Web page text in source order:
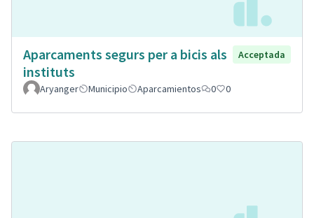
Aparcaments segurs per a bicis als
instituts
Acceptada
Aryanger Municipio Aparcamientos 0 0